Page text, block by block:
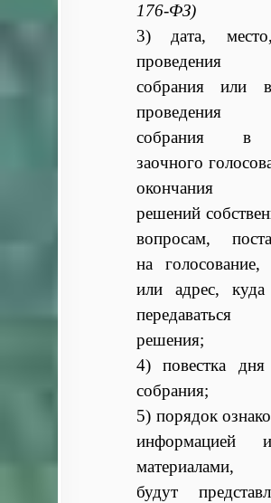
176-ФЗ)
3) дата,
проведения
собрания или
проведения
собрания в
заочного
окончания
решений
вопросам,
на
или адрес,
решения;
4) повестка дня
собрания;
5) порядок
информацией
материалами,
будут